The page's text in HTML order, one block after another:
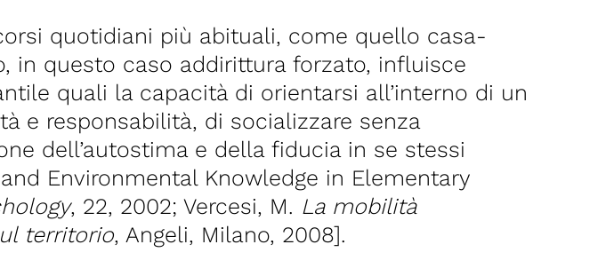
quotidiani più abituali, come quello casa-
in questo caso addirittura forzato, influisce
quali la capacità di orientarsi all’interno di un
e responsabilità, di socializzare senza
dell’autostima e della fiducia in se stessi
Environmental Knowledge in Elementary
, 22, 2002; Vercesi, M. La mobilità
territorio, Angeli, Milano, 2008].